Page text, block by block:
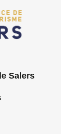
Salers